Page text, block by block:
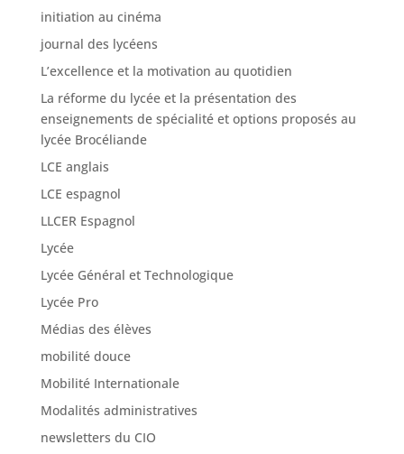
initiation au cinéma
journal des lycéens
L’excellence et la motivation au quotidien
La réforme du lycée et la présentation des
enseignements de spécialité et options proposés au
lycée Brocéliande
LCE anglais
LCE espagnol
LLCER Espagnol
Lycée
Lycée Général et Technologique
Lycée Pro
Médias des élèves
mobilité douce
Mobilité Internationale
Modalités administratives
newsletters du CIO